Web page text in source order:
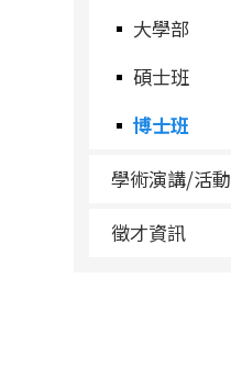
大學部
碩士班
博士班
學術演講/活動
徵才資訊